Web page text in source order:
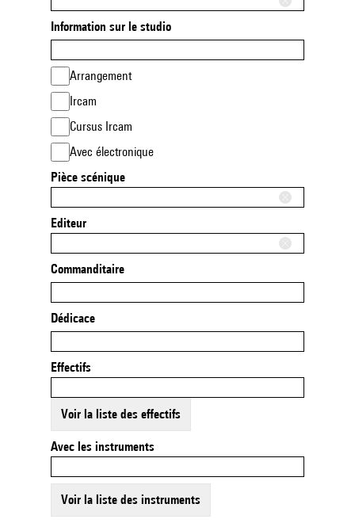
Information sur le studio
Arrangement
Ircam
Cursus Ircam
Avec électronique
Pièce scénique
Editeur
Commanditaire
Dédicace
Effectifs
Voir la liste des effectifs
Avec les instruments
Voir la liste des instruments